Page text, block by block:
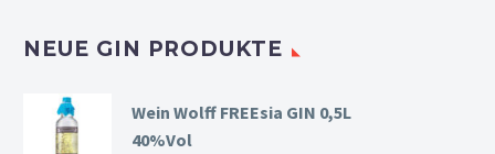
NEUE GIN PRODUKTE
Wein Wolff FREEsia GIN 0,5L
40%Vol